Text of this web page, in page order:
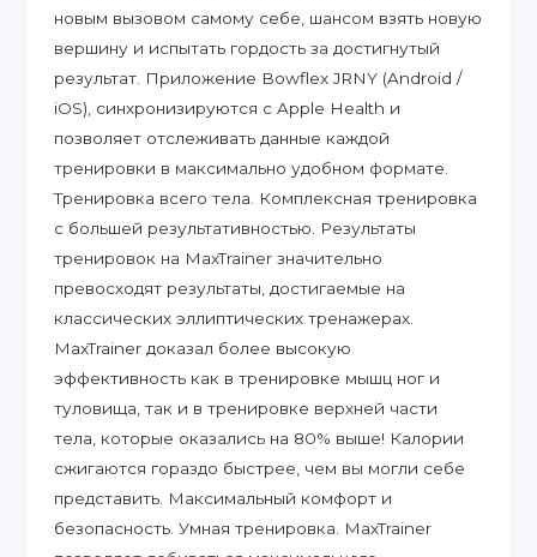
новым вызовом самому себе, шансом взять новую
вершину и испытать гордость за достигнутый
результат. Приложение Bowflex JRNY (Android /
iOS), синхронизируются с Apple Health и
позволяет отслеживать данные каждой
тренировки в максимально удобном формате.
Тренировка всего тела. Комплексная тренировка
с большей результативностью. Результаты
тренировок на MaxTrainer значительно
превосходят результаты, достигаемые на
классических эллиптических тренажерах.
MaxTrainer доказал более высокую
эффективность как в тренировке мышц ног и
туловища, так и в тренировке верхней части
тела, которые оказались на 80% выше! Калории
сжигаются гораздо быстрее, чем вы могли себе
представить. Максимальный комфорт и
безопасность. Умная тренировка. MaxTrainer